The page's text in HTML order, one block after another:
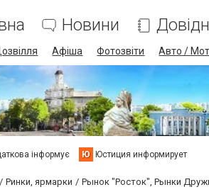
Новини
Афіша Фотозвіти Авто /
інформує Ю Юстиция информирует
Ринки, ярмарки Рынок "Росток", Рынки